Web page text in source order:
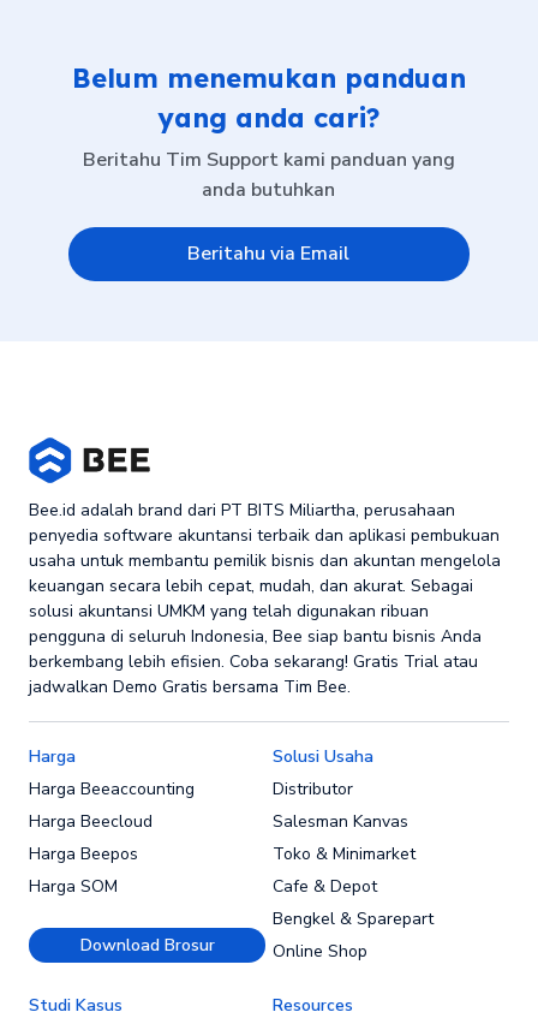
Belum menemukan panduan
yang anda cari?
Beritahu Tim Support kami panduan yang
anda butuhkan
Beritahu via Email
Bee.id adalah brand dari PT BITS Miliartha, perusahaan
penyedia software akuntansi terbaik dan aplikasi pembukuan
usaha untuk membantu pemilik bisnis dan akuntan mengelola
keuangan secara lebih cepat, mudah, dan akurat. Sebagai
solusi akuntansi UMKM yang telah digunakan ribuan
pengguna di seluruh Indonesia, Bee siap bantu bisnis Anda
berkembang lebih efisien. Coba sekarang! Gratis Trial atau
jadwalkan Demo Gratis bersama Tim Bee.
Harga
Harga Beeaccounting
Harga Beecloud
Harga Beepos
Harga SOM
Download Brosur
Solusi Usaha
Distributor
Salesman Kanvas
Toko & Minimarket
Cafe & Depot
Bengkel & Sparepart
Online Shop
Studi Kasus
Resources